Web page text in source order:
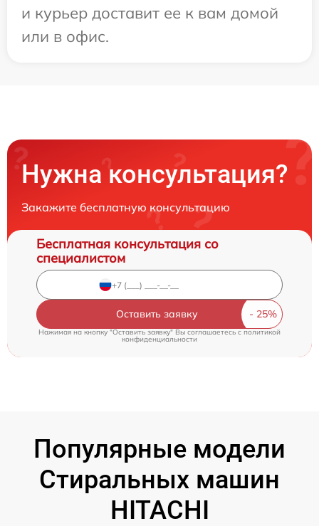
и курьер доставит ее к вам домой
или в офис.
Нужна консультация?
Закажите бесплатную консультацию
Бесплатная консультация со
специалистом
Оставить заявку
Нажимая на кнопку "Оставить заявку" Вы соглашаетесь cполитикой
конфиденциальности
Популярные модели
Стиральных машин
HITACHI